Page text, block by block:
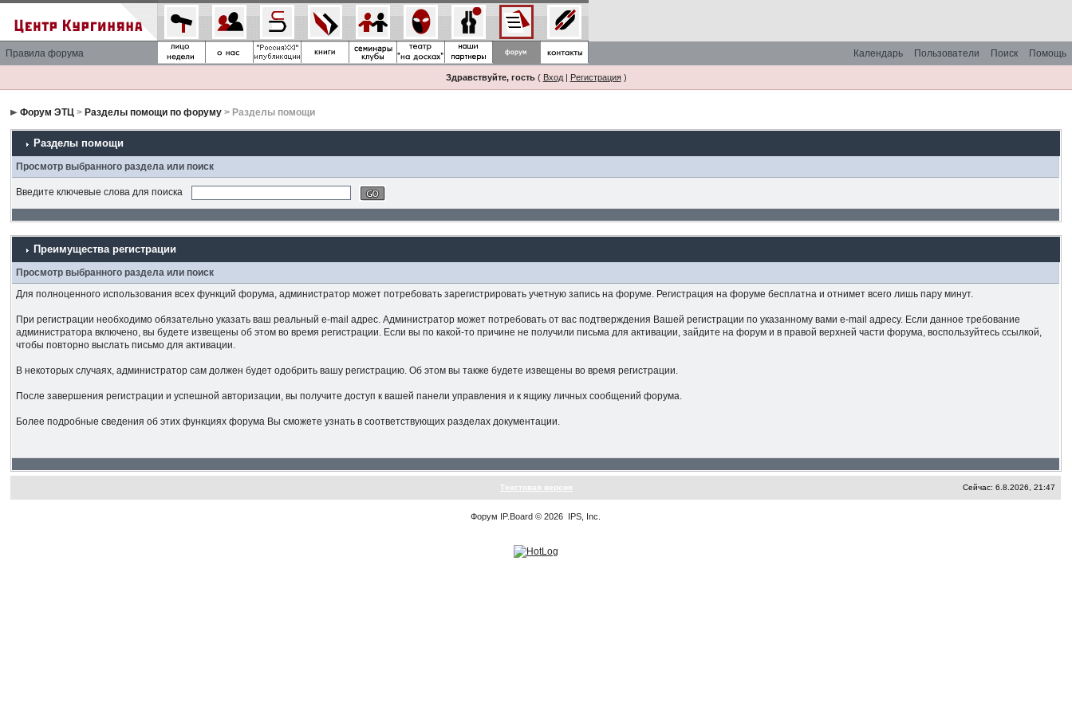
Правила форума Помощь
Поиск
Пользователи
Календарь
Здравствуйте, гость( Вход| Регистрация)
Форум ЭТЦ > Разделы помощи по форуму > Разделы помощи
Разделы помощи
Просмотр выбранного раздела или поиск
Введите ключевые слова для поиска
Преимущества регистрации
Просмотр выбранного раздела или поиск
Для полноценного использования всех функций форума, администратор может потребовать зарегистрировать учетную запись на форуме. Регистрация на форуме бесплатна и отнимет всего лишь пару минут.
При регистрации необходимо обязательно указать ваш реальный e-mail адрес. Администратор может потребовать от вас подтверждения Вашей регистрации по указанному вами e-mail адресу. Если данное требование
администратора включено, вы будете извещены об этом во время регистрации. Если вы по какой-то причине не получили письма для активации, зайдите на форум и в правой верхней части форума, воспользуйтесь ссылкой,
чтобы повторно выслать письмо для активации.
В некоторых случаях, администратор сам должен будет одобрить вашу регистрацию. Об этом вы также будете извещены во время регистрации.
После завершения регистрации и успешной авторизации, вы получите доступ к вашей панели управления и к ящику личных сообщений форума.
Более подробные сведения об этих функциях форума Вы сможете узнать в соответствующих разделах документации.
Текстовая версия Сейчас: 6.8.2026, 21:47
Форум IP.Board © 2026 IPS, Inc